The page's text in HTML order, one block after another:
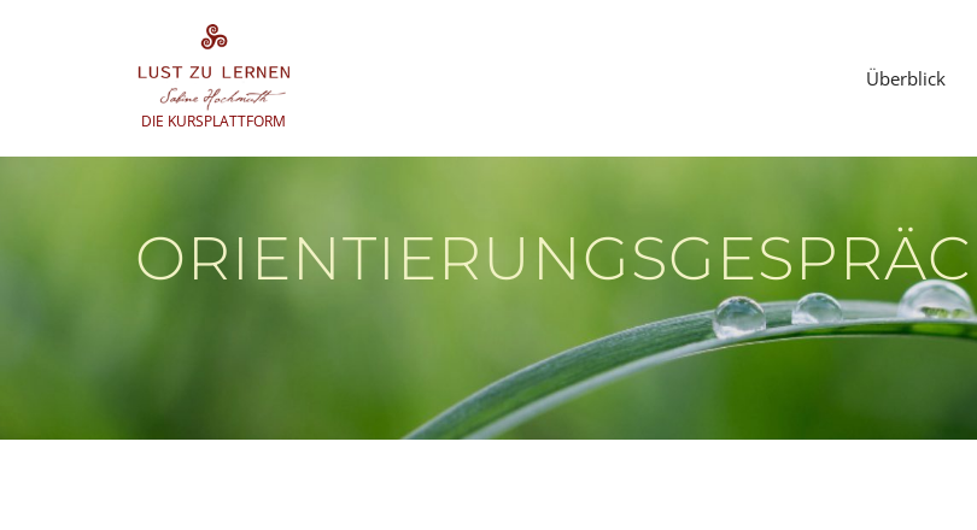
DIE KURSPLATTFORM
Überblick